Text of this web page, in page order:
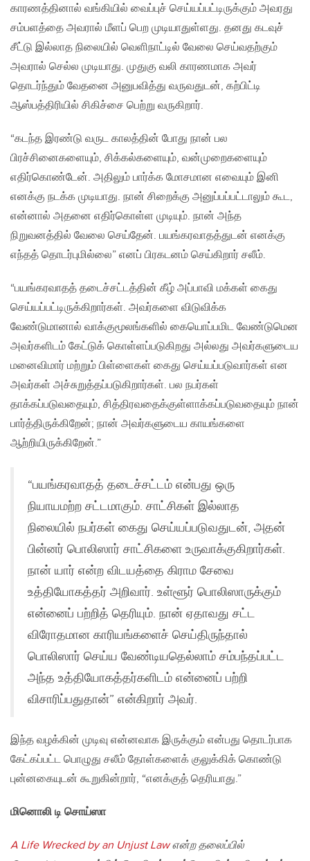
காரணத்தினால் வங்கியில் வைப்புச் செய்யப்பட்டிருக்கும் அவரது
சம்பளத்தை அவரால் மீளப் பெற முடியாதுள்ளது. தனது கடவுச்
சீட்டு இல்லாத நிலையில் வெளிநாட்டில் வேலை செய்வதற்கும்
அவரால் செல்ல முடியாது. முதுகு வலி காரணமாக அவர்
தொடர்ந்தும் வேதனை அனுபவித்து வருவதுடன், கற்பிட்டி
ஆஸ்பத்திரியில் சிகிச்சை பெற்று வருகிறார்.
“கடந்த இரண்டு வருட காலத்தின் போது நான் பல
பிரச்சினைகளையும், சிக்கல்களையும், வன்முறைகளையும்
எதிர்கொண்டேன். அதிலும் பார்க்க மோசமான எவையும் இனி
எனக்கு நடக்க முடியாது. நான் சிறைக்கு அனுப்பப்பட்டாலும் கூட,
என்னால் அதனை எதிர்கொள்ள முடியும். நான் அந்த
நிறுவனத்தில் வேலை செய்தேன். பயங்கரவாதத்துடன் எனக்கு
எந்தத் தொடர்புமில்லை” எனப் பிரகடனம் செய்கிறார் சலீம்.
“பயங்கரவாதத் தடைச்சட்டத்தின் கீழ் அப்பாவி மக்கள் கைது
செய்யப்பட்டிருக்கிறார்கள். அவர்களை விடுவிக்க
வேண்டுமானால் வாக்குமூலங்களில் கையொப்பமிட வேண்டுமென
அவர்களிடம் கேட்டுக் கொள்ளப்படுகிறது அல்லது அவர்களுடைய
மனைவிமார் மற்றும் பிள்ளைகள் கைது செய்யப்படுவார்கள் என
அவர்கள் அச்சுறுத்தப்படுகிறார்கள். பல நபர்கள்
தாக்கப்படுவதையும், சித்திரவதைக்குள்ளாக்கப்படுவதையும் நான்
பார்த்திருக்கிறேன்; நான் அவர்களுடைய காயங்களை
ஆற்றியிருக்கிறேன்.”
“பயங்கரவாதத் தடைச்சட்டம் என்பது ஒரு
நியாயமற்ற சட்டமாகும். சாட்சிகள் இல்லாத
நிலையில் நபர்கள் கைது செய்யப்படுவதுடன், அதன்
பின்னர் பொலிஸார் சாட்சிகளை உருவாக்குகிறார்கள்.
நான் யார் என்ற விடயத்தை கிராம சேவை
உத்தியோகத்தர் அறிவார். உள்ளூர் பொலிஸாருக்கும்
என்னைப் பற்றித் தெரியும். நான் ஏதாவது சட்ட
விரோதமான காரியங்களைச் செய்திருந்தால்
பொலிஸார் செய்ய வேண்டியதெல்லாம் சம்பந்தப்பட்ட
அந்த உத்தியோகத்தர்களிடம் என்னைப் பற்றி
விசாரிப்பதுதான்” என்கிறார் அவர்.
இந்த வழக்கின் முடிவு என்னவாக இருக்கும் என்பது தொடர்பாக
கேட்கப்பட்ட பொழுது சலீம் தோள்களைக் குலுக்கிக் கொண்டு
புன்னகையுடன் கூறுகின்றார், “எனக்குத் தெரியாது.”
மினொலி டி சொய்ஸா
A Life Wrecked by an Unjust Lawஎன்ற தலைப்பில்